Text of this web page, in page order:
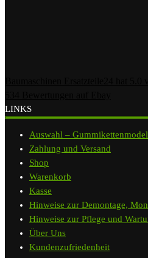
LINKS
Auswahl –
Zahlung und Versand
Shop
Warenkorb
Kasse
Hinweise zur Demontage,
Hinweise zur Pflege und
Über Uns
Kundenzufriedenheit